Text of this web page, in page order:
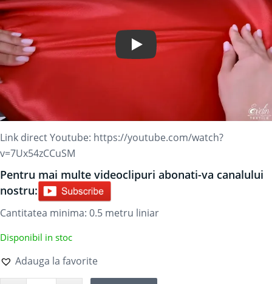
Play Video
Link direct Youtube: https://youtube.com/watch?
v=7Ux54zCCuSM
Pentru mai multe videoclipuri abonati-va canalului
nostru:
Cantitatea minima: 0.5 metru liniar
Disponibil in stoc
Adauga la favorite